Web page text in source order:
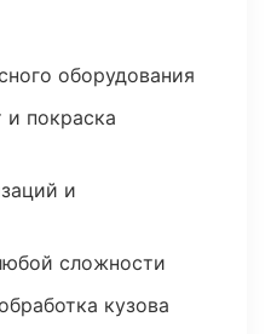
оборудования
покраска
и
сложности
кузова